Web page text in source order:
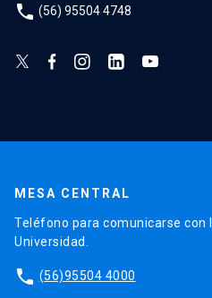
phone (56) 95504 4748
MESA CENTRAL
Teléfono para comunicarse con
Universidad.
phone (56)95504 4000